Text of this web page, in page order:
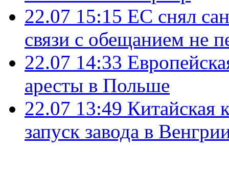
22.07 15:15 ЕС снял
связи с обещанием не
22.07 14:33
аресты в Польше
22.07 13:49 Китайская
запуск завода в